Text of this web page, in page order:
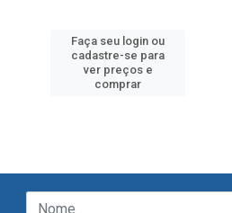
Faça seu login ou
cadastre-se para
ver preços e
comprar